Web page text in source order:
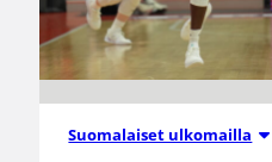
Suomalaiset ulkomailla